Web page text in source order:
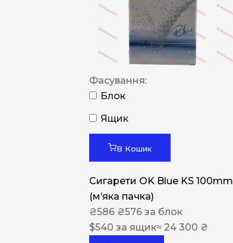
Фасування:
Блок
Ящик
В Кошик
Сигарети OK Blue KS 100mm
(м’яка пачка)
₴586 ₴576 за блок
$540 за ящик≈ 24 300 ₴